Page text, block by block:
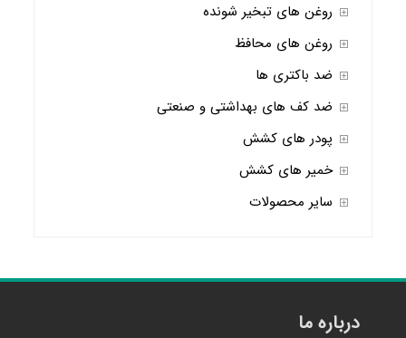
روغن های تبخیر شونده
روغن های محافظ
ضد باکتری ها
ضد کف های بهداشتی و صنعتی
پودر های کشش
خمیر های کشش
سایر محصولات
درباره ما